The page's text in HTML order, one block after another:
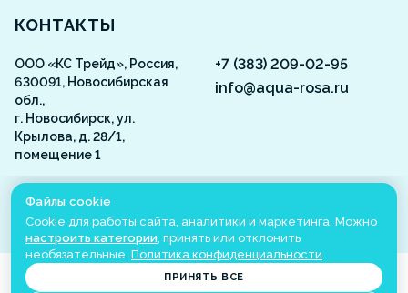
Aquarosa
КОНТАКТЫ
ООО «КС Трейд», Россия,
630091, Новосибирская
обл.,
г. Новосибирск, ул.
Крылова, д. 28/1,
помещение 1
+7 (383) 209-02-95
info@aqua-rosa.ru
ВКонтакте
©
Все права защищены
Файлы cookie
Cookie для работы сайта, аналитики и маркетинга. Можно
настроить категории, принять или отклонить
необязательные. Политика конфиденциальности.
ПРИНЯТЬ ВСЕ